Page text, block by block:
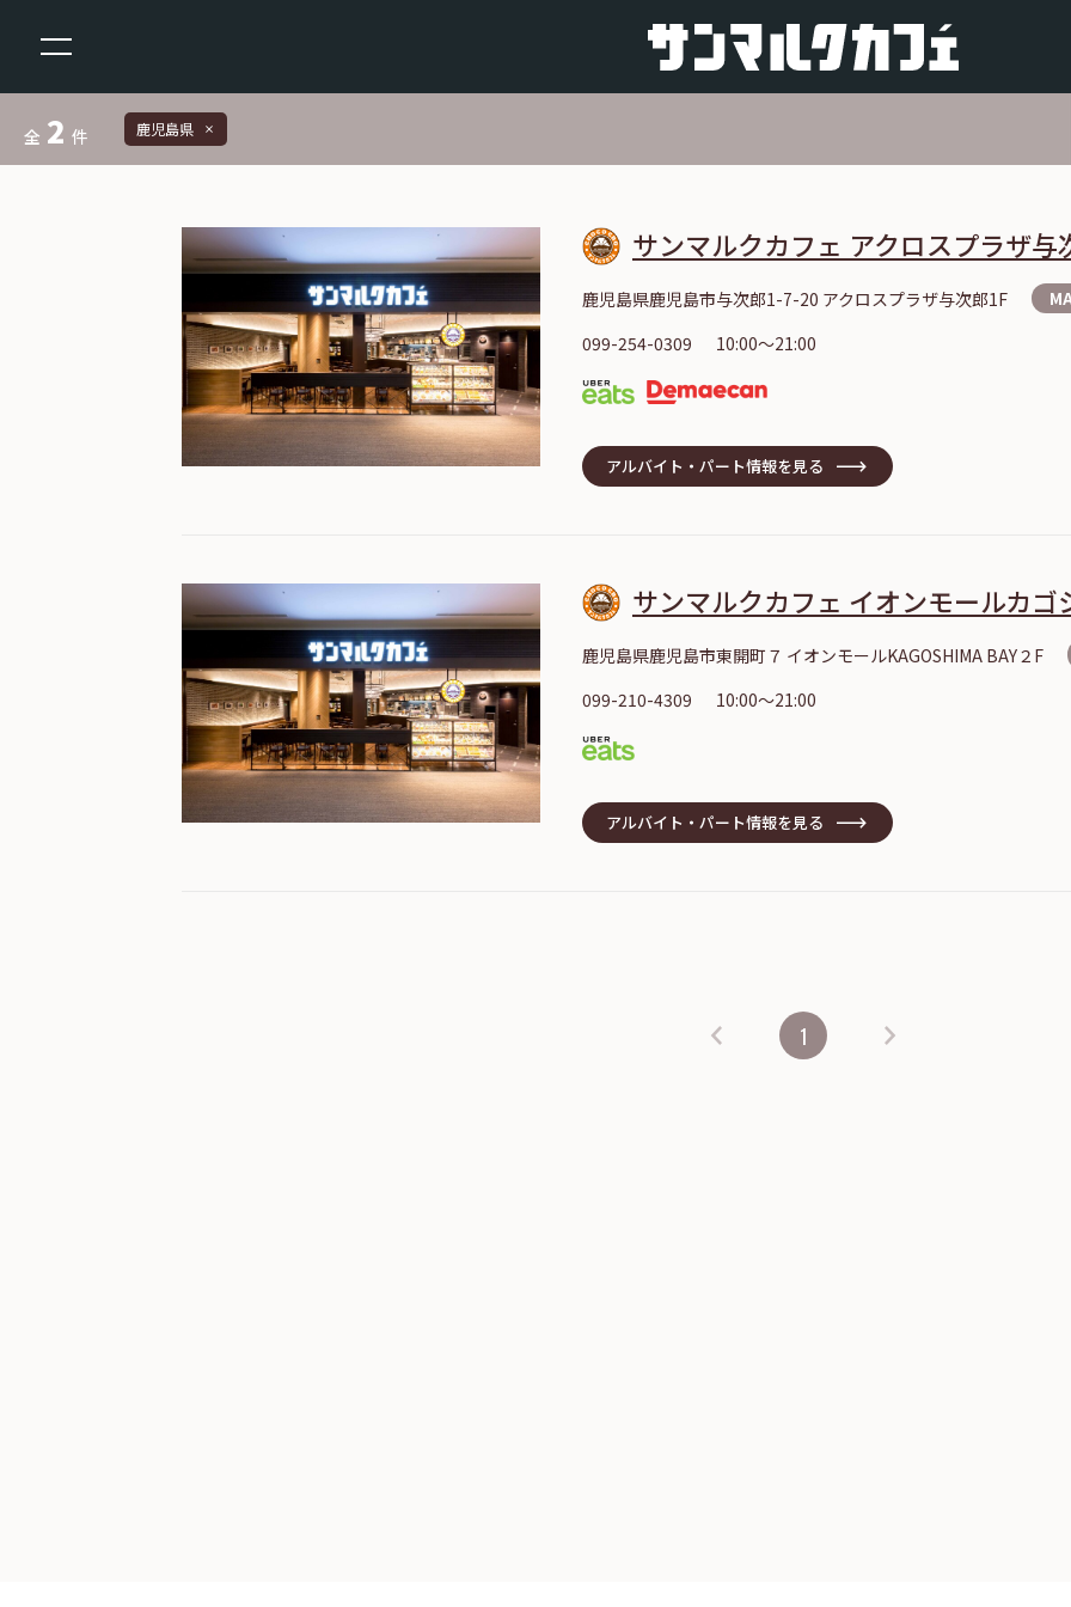
全 2 件 鹿児島県 close
サンマルクカフェ アクロスプラザ与
鹿児島県鹿児島市与次郎1-7-20 アクロスプラザ与次郎1F
099-254-0309 10:00～21:00
アルバイト・パート情報を見る
サンマルクカフェ イオンモールカゴ
鹿児島県鹿児島市東開町７ イオンモールKAGOSHIMA BAY２F
099-210-4309 10:00～21:00
アルバイト・パート情報を見る
1